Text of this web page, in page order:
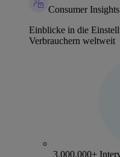
Consumer Insights
Einblicke in die
Verbrauchern weltweit
3.000.000+